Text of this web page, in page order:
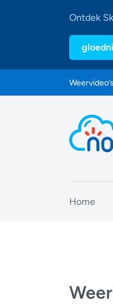
Ontdek
Home